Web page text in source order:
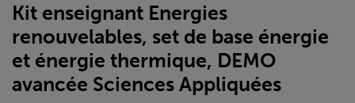
Kit enseignant Energies
renouvelables, set de base énergie
et énergie thermique, DEMO
avancée Sciences Appliquées